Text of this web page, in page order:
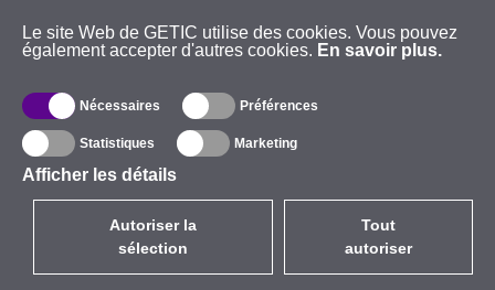
Le site Web de GETIC utilise des cookies. Vous pouvez
également accepter d'autres cookies. En savoir plus.
Nécessaires Préférences
Statistiques Marketing
Afficher les détails
Autoriser la
sélection
Tout
autoriser
Génération
WiFi 5
Norme
802.11n/ac